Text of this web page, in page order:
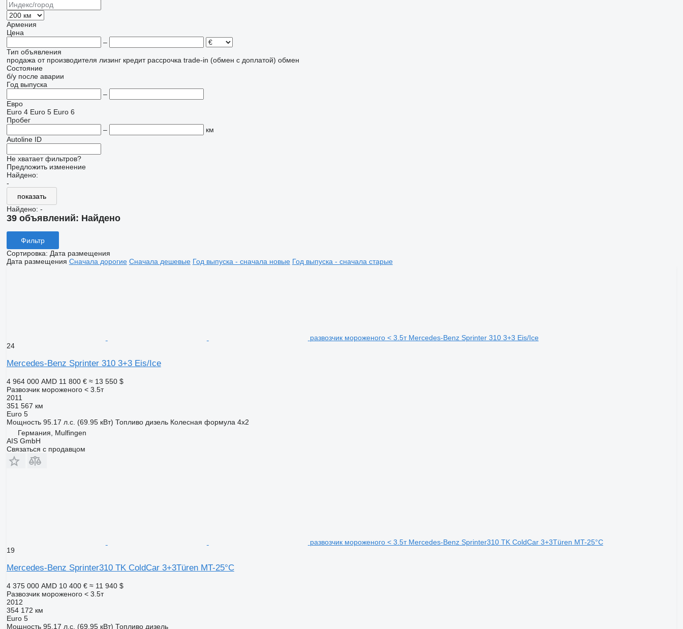
Армения
Цена
–
Тип объявления
продажа от производителя лизинг кредит рассрочка trade-in (обмен с доплатой) обмен
Состояние
б/у после аварии
Год выпуска
–
Евро
Euro 4 Euro 5 Euro 6
Пробег
–
км
Autoline ID
Не хватает фильтров?
Предложить изменение
Найдено:
-
показать
Найдено: -
39 объявлений: Найдено
Фильтр
Сортировка: Дата размещения
Дата размещения Сначала дорогие Сначала дешевые Год выпуска - сначала новые Год выпуска - сначала старые
развозчик мороженого < 3.5т Mercedes-Benz Sprinter 310 3+3 Eis/Ice
24
Mercedes-Benz Sprinter 310 3+3 Eis/Ice
4 964 000 AMD 11 800 € ≈ 13 550 $
Развозчик мороженого < 3.5т
2011
351 567 км
Euro 5
Мощность 95.17 л.с. (69.95 кВт) Топливо дизель Колесная формула 4x2
Германия, Mulfingen
AIS GmbH
Связаться с продавцом
развозчик мороженого < 3.5т Mercedes-Benz Sprinter310 TK ColdCar 3+3Türen MT-25°C
19
Mercedes-Benz Sprinter310 TK ColdCar 3+3Türen MT-25°C
4 375 000 AMD 10 400 € ≈ 11 940 $
Развозчик мороженого < 3.5т
2012
354 172 км
Euro 5
Мощность 95.17 л.с. (69.95 кВт) Топливо дизель